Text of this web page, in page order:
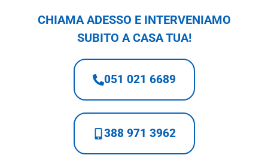
CHIAMA ADESSO E INTERVENIAMO
SUBITO A CASA TUA!
051 021 6689
388 971 3962